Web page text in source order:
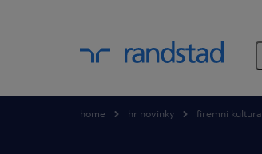
home hr novinky firemni kultura